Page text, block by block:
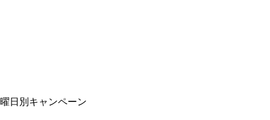
曜日別キャンペーン